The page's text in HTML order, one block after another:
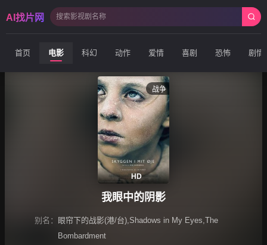
AI找片网
首页 电影 科幻 动作 爱情 喜剧 恐怖 剧情
战争
HD
我眼中的阴影
别名： 眼帘下的战影(港/台),Shadows in My Eyes,The
Bombardment